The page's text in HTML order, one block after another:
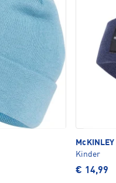
McKINLEY
Kinder
€ 14,99